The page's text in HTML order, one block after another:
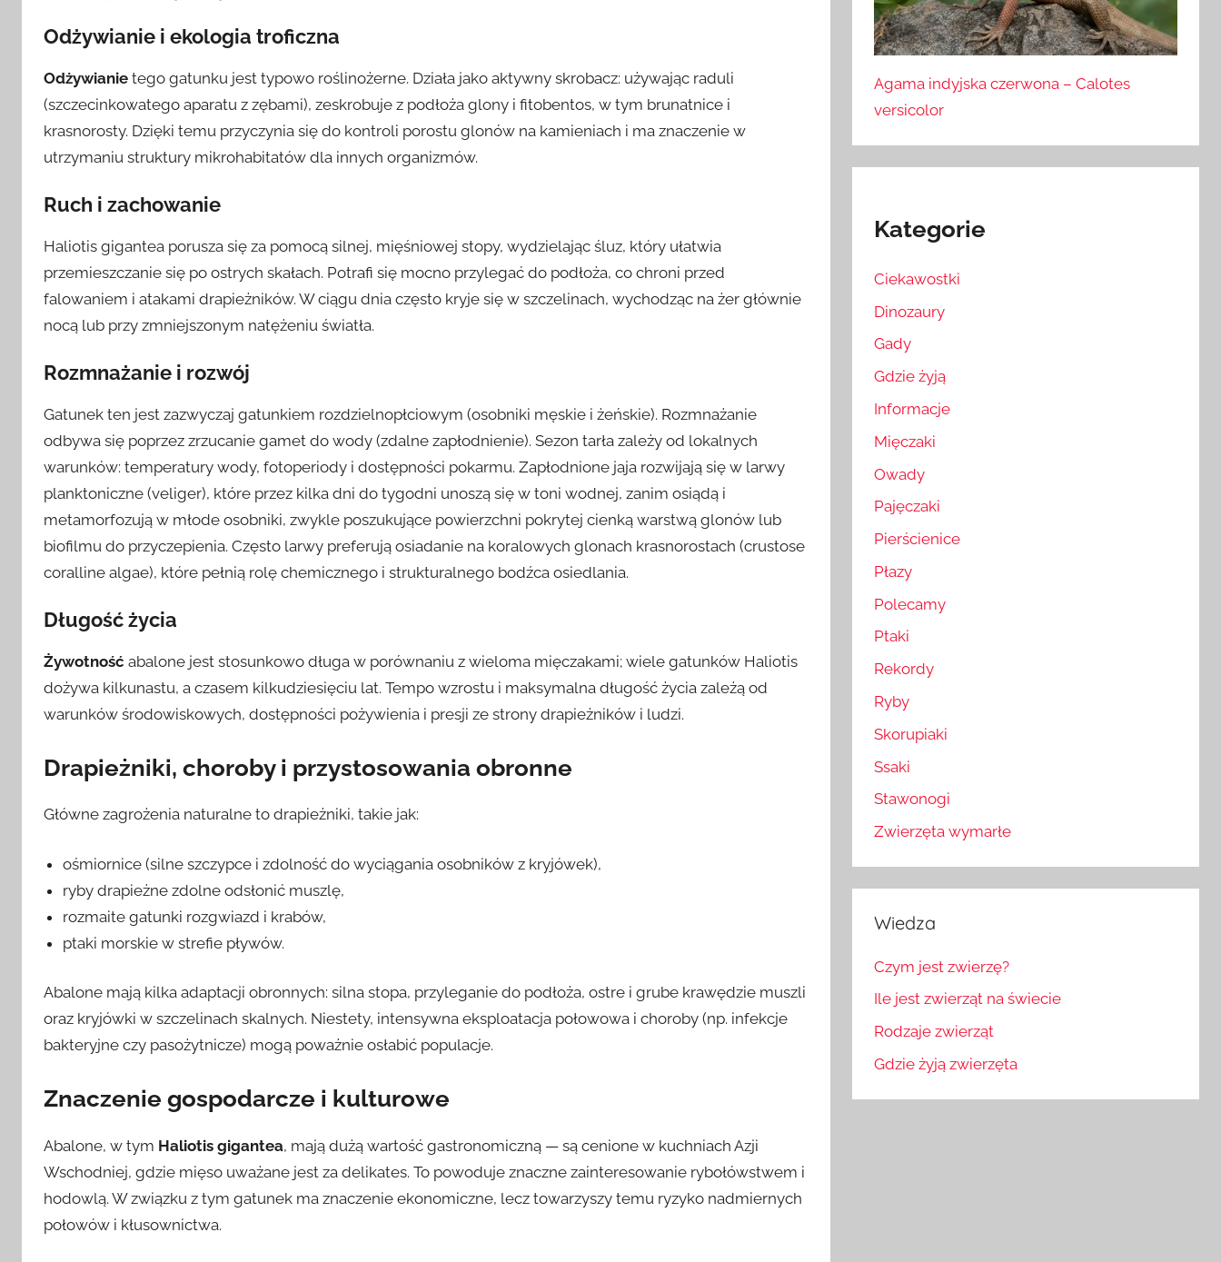
Odżywianie i ekologia troficzna
Odżywianie tego gatunku jest typowo roślinożerne. Działa jako aktywny skrobacz: używając raduli
(szczecinkowatego aparatu z zębami), zeskrobuje z podłoża glony i fitobentos, w tym brunatnice i
krasnorosty. Dzięki temu przyczynia się do kontroli porostu glonów na kamieniach i ma znaczenie w
utrzymaniu struktury mikrohabitatów dla innych organizmów.
Ruch i zachowanie
Haliotis gigantea porusza się za pomocą silnej, mięśniowej stopy, wydzielając śluz, który ułatwia
przemieszczanie się po ostrych skałach. Potrafi się mocno przylegać do podłoża, co chroni przed
falowaniem i atakami drapieżników. W ciągu dnia często kryje się w szczelinach, wychodząc na żer głównie
nocą lub przy zmniejszonym natężeniu światła.
Rozmnażanie i rozwój
Gatunek ten jest zazwyczaj gatunkiem rozdzielnopłciowym (osobniki męskie i żeńskie). Rozmnażanie
odbywa się poprzez zrzucanie gamet do wody (zdalne zapłodnienie). Sezon tarła zależy od lokalnych
warunków: temperatury wody, fotoperiody i dostępności pokarmu. Zapłodnione jaja rozwijają się w larwy
planktoniczne (veliger), które przez kilka dni do tygodni unoszą się w toni wodnej, zanim osiądą i
metamorfozują w młode osobniki, zwykle poszukujące powierzchni pokrytej cienką warstwą glonów lub
biofilmu do przyczepienia. Często larwy preferują osiadanie na koralowych glonach krasnorostach (crustose
coralline algae), które pełnią rolę chemicznego i strukturalnego bodźca osiedlania.
Długość życia
Żywotność abalone jest stosunkowo długa w porównaniu z wieloma mięczakami; wiele gatunków Haliotis
dożywa kilkunastu, a czasem kilkudziesięciu lat. Tempo wzrostu i maksymalna długość życia zależą od
warunków środowiskowych, dostępności pożywienia i presji ze strony drapieżników i ludzi.
Drapieżniki, choroby i przystosowania obronne
Główne zagrożenia naturalne to drapieżniki, takie jak:
ośmiornice (silne szczypce i zdolność do wyciągania osobników z kryjówek),
ryby drapieżne zdolne odsłonić muszlę,
rozmaite gatunki rozgwiazd i krabów,
ptaki morskie w strefie pływów.
Abalone mają kilka adaptacji obronnych: silna stopa, przyleganie do podłoża, ostre i grube krawędzie muszli
oraz kryjówki w szczelinach skalnych. Niestety, intensywna eksploatacja połowowa i choroby (np. infekcje
bakteryjne czy pasożytnicze) mogą poważnie osłabić populacje.
Znaczenie gospodarcze i kulturowe
Abalone, w tym Haliotis gigantea, mają dużą wartość gastronomiczną — są cenione w kuchniach Azji
Wschodniej, gdzie mięso uważane jest za delikates. To powoduje znaczne zainteresowanie rybołówstwem i
hodowlą. W związku z tym gatunek ma znaczenie ekonomiczne, lecz towarzyszy temu ryzyko nadmiernych
połowów i kłusownictwa.
Agama indyjska czerwona – Calotes
versicolor
Kategorie
Ciekawostki
Dinozaury
Gady
Gdzie żyją
Informacje
Mięczaki
Owady
Pajęczaki
Pierścienice
Płazy
Polecamy
Ptaki
Rekordy
Ryby
Skorupiaki
Ssaki
Stawonogi
Zwierzęta wymarłe
Wiedza
Czym jest zwierzę?
Ile jest zwierząt na świecie
Rodzaje zwierząt
Gdzie żyją zwierzęta